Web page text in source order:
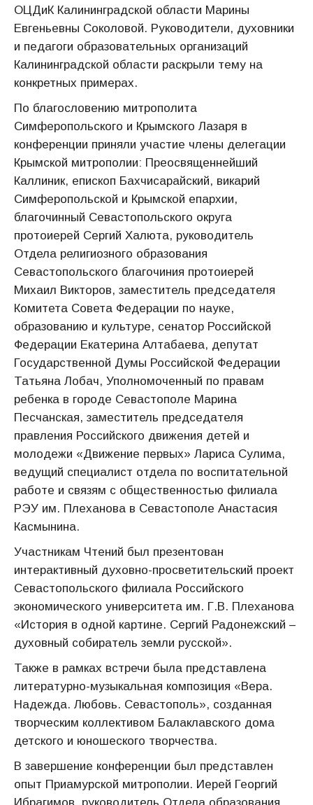
ОЦДиК Калининградской области Марины
Евгеньевны Соколовой. Руководители, духовники
и педагоги образовательных организаций
Калининградской области раскрыли тему на
конкретных примерах.
По благословению митрополита
Симферопольского и Крымского Лазаря в
конференции приняли участие члены делегации
Крымской митрополии: Преосвященнейший
Каллиник, епископ Бахчисарайский, викарий
Симферопольской и Крымской епархии,
благочинный Севастопольского округа
протоиерей Сергий Халюта, руководитель
Отдела религиозного образования
Севастопольского благочиния протоиерей
Михаил Викторов, заместитель председателя
Комитета Совета Федерации по науке,
образованию и культуре, сенатор Российской
Федерации Екатерина Алтабаева, депутат
Государственной Думы Российской Федерации
Татьяна Лобач, Уполномоченный по правам
ребенка в городе Севастополе Марина
Песчанская, заместитель председателя
правления Российского движения детей и
молодежи «Движение первых» Лариса Сулима,
ведущий специалист отдела по воспитательной
работе и связям с общественностью филиала
РЭУ им. Плеханова в Севастополе Анастасия
Касмынина.
Участникам Чтений был презентован
интерактивный духовно-просветительский проект
Севастопольского филиала Российского
экономического университета им. Г.В. Плеханова
«История в одной картине. Сергий Радонежский –
духовный собиратель земли русской».
Также в рамках встречи была представлена
литературно-музыкальная композиция «Вера.
Надежда. Любовь. Севастополь», созданная
творческим коллективом Балаклавского дома
детского и юношеского творчества.
В завершение конференции был представлен
опыт Приамурской митрополии. Иерей Георгий